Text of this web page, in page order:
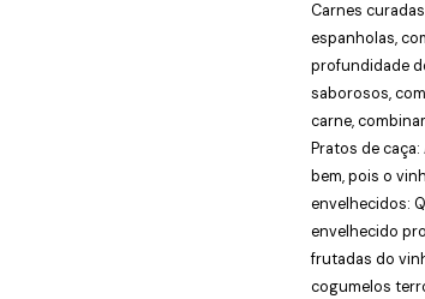
Carnes
espanholas,
profundidade
saborosos,
carne,
Pratos de
bem, pois o
envelhecidos:
envelhecido
frutadas do
cogumelos